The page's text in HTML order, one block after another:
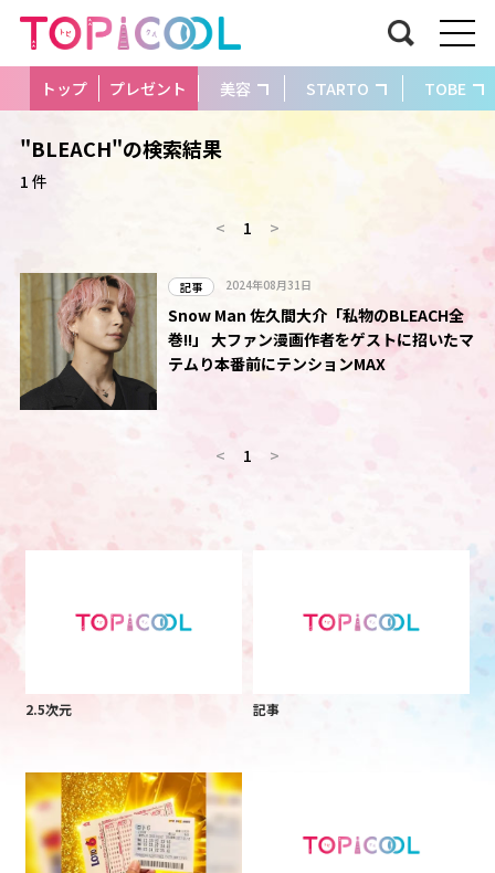
トップ プレゼント 美容 STARTO TOBE
"BLEACH"の検索結果
1 件
< 1 >
記事 2024年08月31日
Snow Man 佐久間大介「私物のBLEACH全
巻!!」 大ファン漫画作者をゲストに招いたマ
テムり本番前にテンションMAX
< 1 >
2.5次元 記事